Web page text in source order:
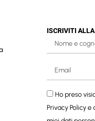
ISCRIVITI
Ho preso
Privacy Policye